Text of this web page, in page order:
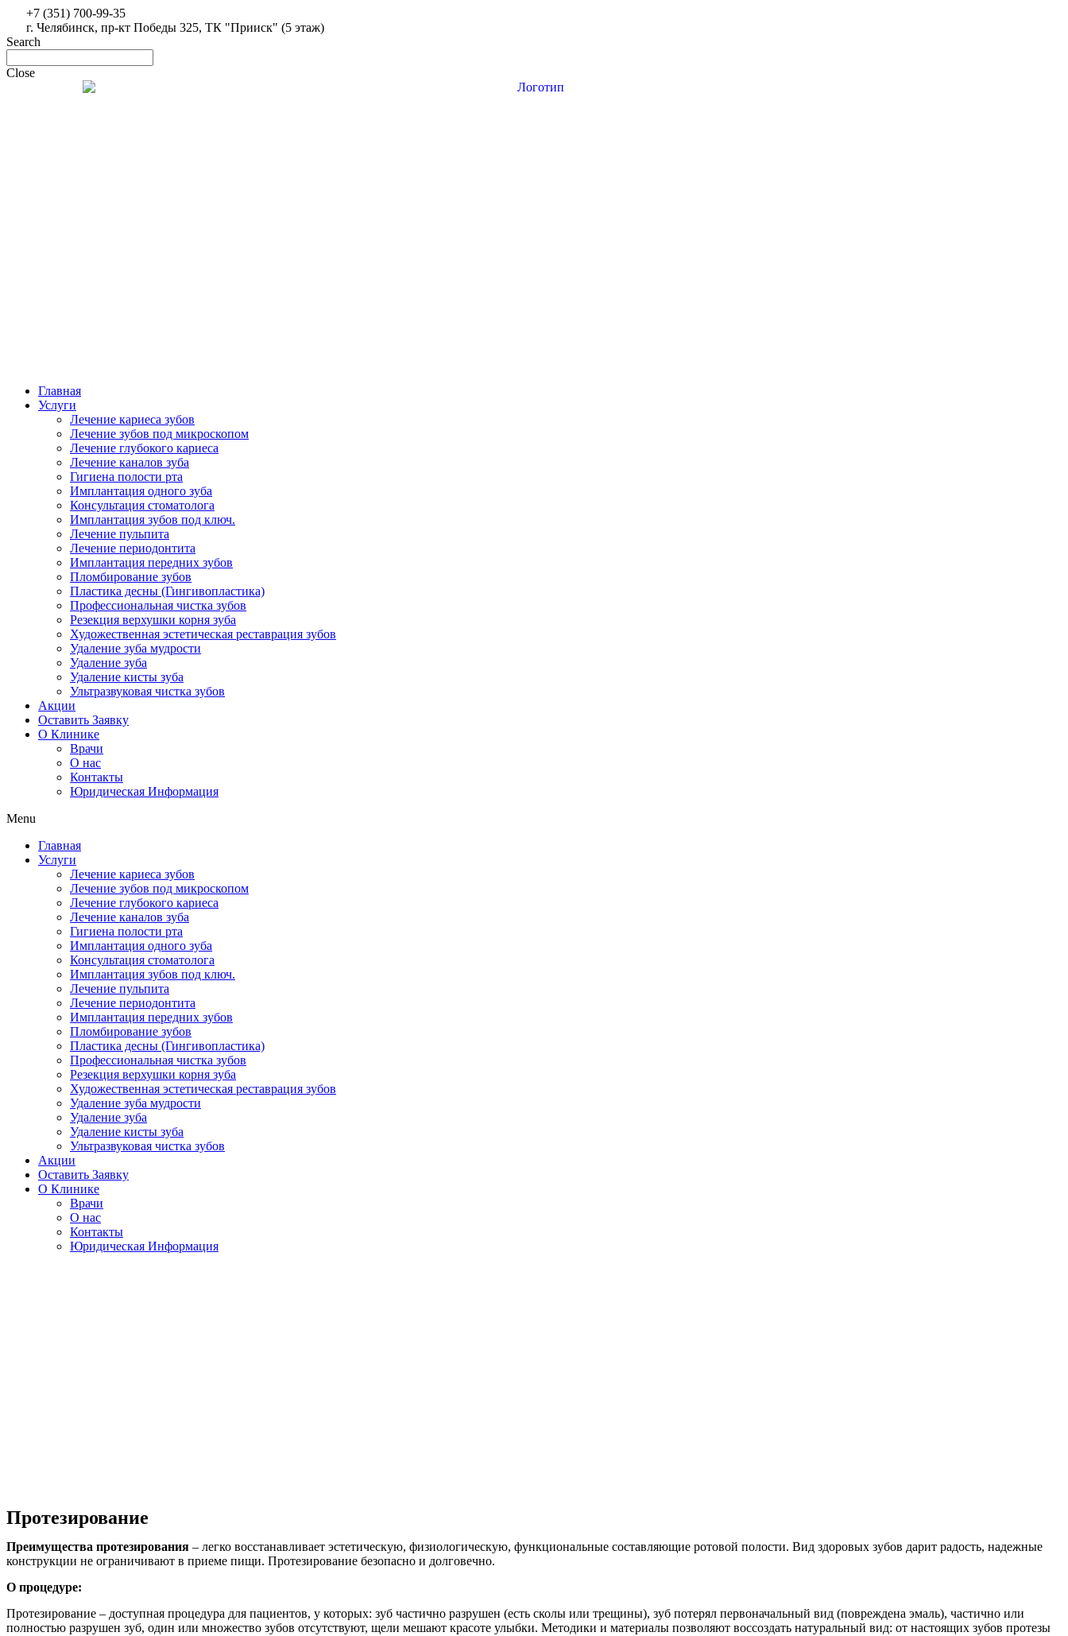
+7 (351) 700-99-35
г. Челябинск, пр-кт Победы 325, ТК "Прииск" (5 этаж)
Search
Close
Главная
Услуги
Лечение кариеса зубов
Лечение зубов под микроскопом
Лечение глубокого кариеса
Лечение каналов зуба
Гигиена полости рта
Имплантация одного зуба
Консультация стоматолога
Имплантация зубов под ключ.
Лечение пульпита
Лечение периодонтита
Имплантация передних зубов
Пломбирование зубов
Пластика десны (Гингивопластика)
Профессиональная чистка зубов
Резекция верхушки корня зуба
Художественная эстетическая реставрация зубов
Удаление зуба мудрости
Удаление зуба
Удаление кисты зуба
Ультразвуковая чистка зубов
Акции
Оставить Заявку
О Клинике
Врачи
О нас
Контакты
Юридическая Информация
Menu
Главная
Услуги
Лечение кариеса зубов
Лечение зубов под микроскопом
Лечение глубокого кариеса
Лечение каналов зуба
Гигиена полости рта
Имплантация одного зуба
Консультация стоматолога
Имплантация зубов под ключ.
Лечение пульпита
Лечение периодонтита
Имплантация передних зубов
Пломбирование зубов
Пластика десны (Гингивопластика)
Профессиональная чистка зубов
Резекция верхушки корня зуба
Художественная эстетическая реставрация зубов
Удаление зуба мудрости
Удаление зуба
Удаление кисты зуба
Ультразвуковая чистка зубов
Акции
Оставить Заявку
О Клинике
Врачи
О нас
Контакты
Юридическая Информация
Протезирование
Преимущества протезирования – легко восстанавливает эстетическую, физиологическую, функциональные составляющие ротовой полости. Вид здоровых зубов дарит радость, надежные
конструкции не ограничивают в приеме пищи. Протезирование безопасно и долговечно.
О процедуре:
Протезирование – доступная процедура для пациентов, у которых: зуб частично разрушен (есть сколы или трещины), зуб потерял первоначальный вид (повреждена эмаль), частично или
полностью разрушен зуб, один или множество зубов отсутствуют, щели мешают красоте улыбки. Методики и материалы позволяют воссоздать натуральный вид: от настоящих зубов протезы